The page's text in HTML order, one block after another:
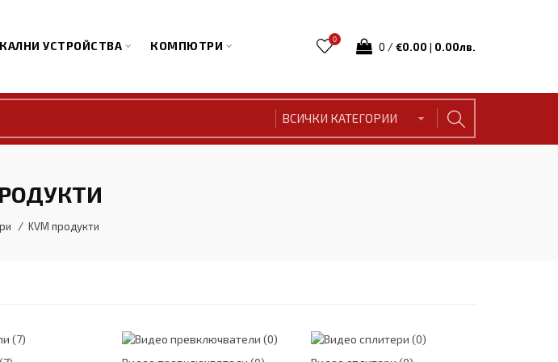
УСТРОЙСТВА КОМПЮТРИ 0
0 /€0.00 | 0.00лв.
KVM продукти